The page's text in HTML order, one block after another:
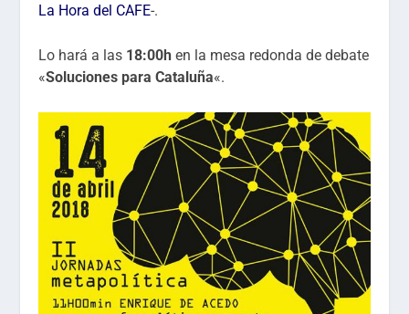
La Hora del CAFE-.
Lo hará a las 18:00h en la mesa redonda de debate
«Soluciones para Cataluña«.